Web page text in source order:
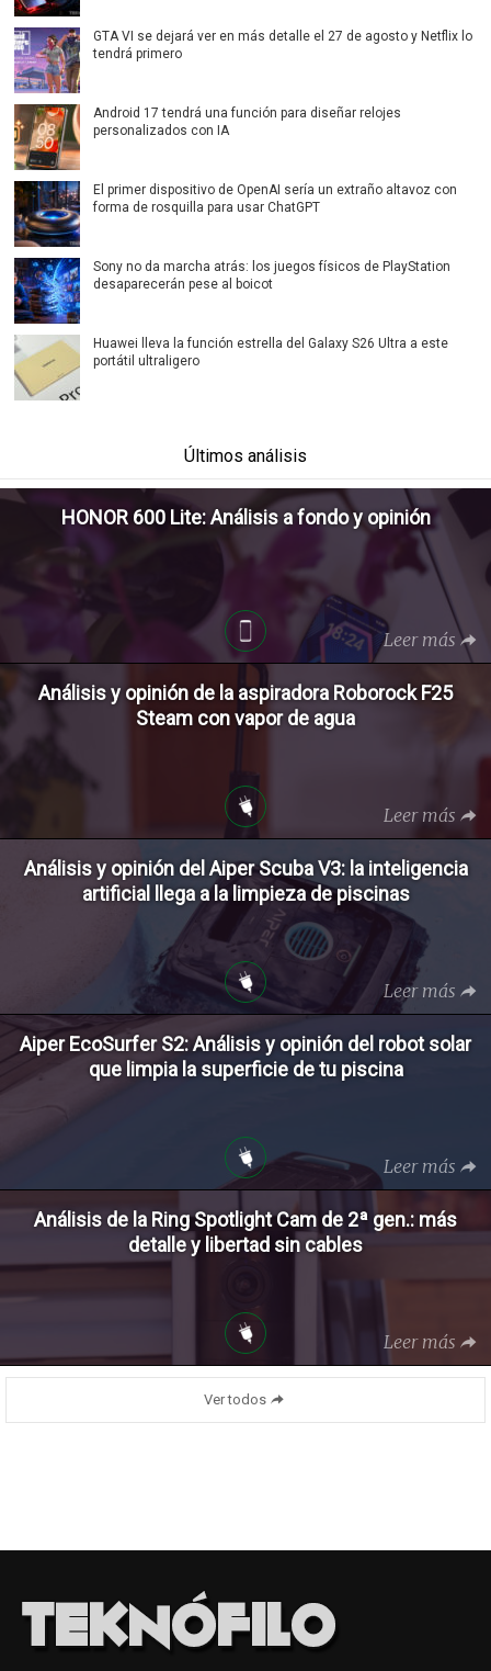
GTA VI se dejará ver en más detalle el 27 de agosto y Netflix lo
tendrá primero
Android 17 tendrá una función para diseñar relojes
personalizados con IA
El primer dispositivo de OpenAI sería un extraño altavoz con
forma de rosquilla para usar ChatGPT
Sony no da marcha atrás: los juegos físicos de PlayStation
desaparecerán pese al boicot
Huawei lleva la función estrella del Galaxy S26 Ultra a este
portátil ultraligero
Últimos análisis
HONOR 600 Lite: Análisis a fondo y opinión
Leer más
Análisis y opinión de la aspiradora Roborock F25
Steam con vapor de agua
Leer más
Análisis y opinión del Aiper Scuba V3: la inteligencia
artificial llega a la limpieza de piscinas
Leer más
Aiper EcoSurfer S2: Análisis y opinión del robot solar
que limpia la superficie de tu piscina
Leer más
Análisis de la Ring Spotlight Cam de 2ª gen.: más
detalle y libertad sin cables
Leer más
Ver todos